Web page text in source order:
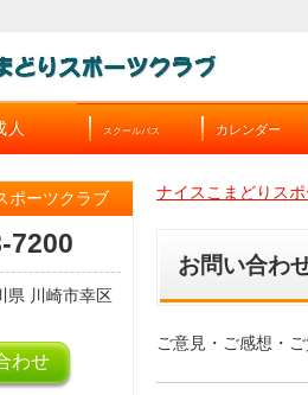
人 スクールバス カレンダー
ナイスこまどりスポ
お問い合わ
ご意見・ご感想・
ポーツクラブ
7200
県 川崎市幸区
わせ